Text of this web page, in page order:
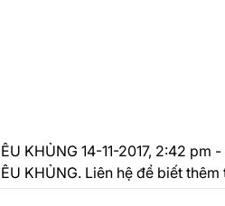
KHỦNG 14-11-2017, 2:42 pm
KHỦNG. Liên hệ để biết